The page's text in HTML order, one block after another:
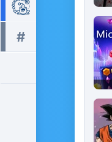
# Tous les tags >>